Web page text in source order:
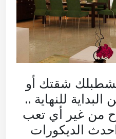
شقتك أو
للنهاية ..
من غير أي تعب
الديكورات